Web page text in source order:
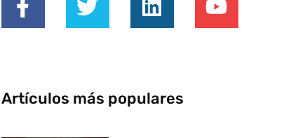
Artículos más populares